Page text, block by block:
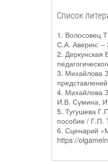
Список
1. Волосовец
С.А. Аверин: –
2. Деркунская
3. Михайлова
4. Михайлова
И.В. Сумина,
5. Тугушева
пособие / Г.П.
6. Сценарий
https://